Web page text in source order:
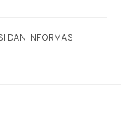
DAN INFORMASI